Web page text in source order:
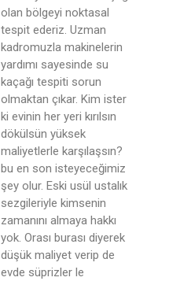
olan bölgeyi noktasal
tespit ederiz. Uzman
kadromuzla makinelerin
yardımı sayesinde su
kaçağı tespiti sorun
olmaktan çıkar. Kim ister
ki evinin her yeri kırılsın
dökülsün yüksek
maliyetlerle karşılaşsın?
bu en son isteyeceğimiz
şey olur. Eski usül ustalık
sezgileriyle kimsenin
zamanını almaya hakkı
yok. Orası burası diyerek
düşük maliyet verip de
evde süprizler le